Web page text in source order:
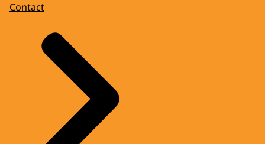
Contact